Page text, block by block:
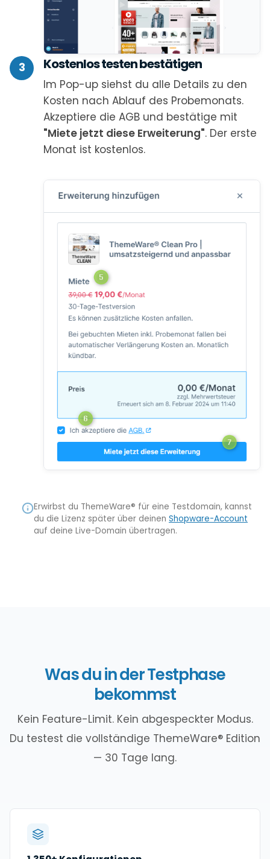
3 Kostenlos testen bestätigen
Im Pop-up siehst du alle Details zu den
Kosten nach Ablauf des Probemonats.
Akzeptiere die AGB und bestätige mit
"Miete jetzt diese Erweiterung". Der erste
Monat ist kostenlos.
Erwirbst du ThemeWare® für eine Testdomain, kannst
du die Lizenz später über deinen Shopware-Account
auf deine Live-Domain übertragen.
Was du in der Testphase
bekommst
Kein Feature-Limit. Kein abgespeckter Modus.
Du testest die vollständige ThemeWare® Edition
— 30 Tage lang.